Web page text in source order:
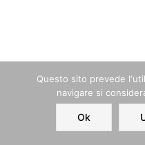
Home
Questo sito prevede
navigare si
Ok